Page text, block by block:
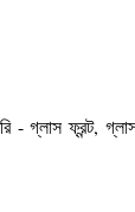
- গ্লাস ফ্রন্ট,